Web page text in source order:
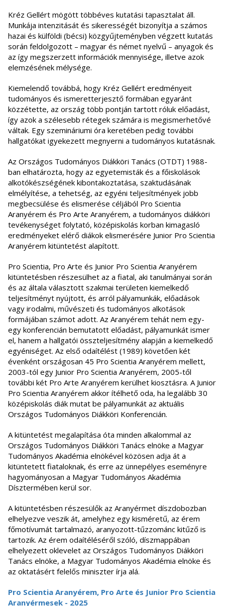
Kréz Gellért mögött többéves kutatási tapasztalat áll.
Munkája intenzitását és sikerességét bizonyítja a számos
hazai és külföldi (bécsi) közgyűjteményben végzett kutatás
során feldolgozott – magyar és német nyelvű – anyagok és
az így megszerzett információk mennyisége, illetve azok
elemzésének mélysége.
Kiemelendő továbbá, hogy Kréz Gellért eredményeit
tudományos és ismeretterjesztő formában egyaránt
közzétette, az ország több pontján tartott róluk előadást,
így azok a szélesebb rétegek számára is megismerhetővé
váltak. Egy szemináriumi óra keretében pedig további
hallgatókat igyekezett megnyerni a tudományos kutatásnak.
Az Országos Tudományos Diákköri Tanács (OTDT) 1988-
ban elhatározta, hogy az egyetemisták és a főiskolások
alkotókészségének kibontakoztatása, szaktudásának
elmélyítése, a tehetség, az egyéni teljesítmények jobb
megbecsülése és elismerése céljából Pro Scientia
Aranyérem és Pro Arte Aranyérem, a tudományos diákköri
tevékenységet folytató, középiskolás korban kimagasló
eredményeket elérő diákok elismerésére Junior Pro Scientia
Aranyérem kitüntetést alapított.
Pro Scientia, Pro Arte és Junior Pro Scientia Aranyérem
kitüntetésben részesülhet az a fiatal, aki tanulmányai során
és az általa választott szakmai területen kiemelkedő
teljesítményt nyújtott, és arról pályamunkák, előadások
vagy irodalmi, művészeti és tudományos alkotások
formájában számot adott. Az Aranyérem tehát nem egy-
egy konferencián bemutatott előadást, pályamunkát ismer
el, hanem a hallgatói összteljesítmény alapján a kiemelkedő
egyéniséget. Az első odaítélést (1989) követően két
évenként országosan 45 Pro Scientia Aranyérem mellett,
2003-tól egy Junior Pro Scientia Aranyérem, 2005-től
további két Pro Arte Aranyérem kerülhet kiosztásra. A Junior
Pro Scientia Aranyérem akkor ítélhető oda, ha legalább 30
középiskolás diák mutat be pályamunkát az aktuális
Országos Tudományos Diákköri Konferencián.
A kitüntetést megalapítása óta minden alkalommal az
Országos Tudományos Diákköri Tanács elnöke a Magyar
Tudományos Akadémia elnökével közösen adja át a
kitüntetett fiataloknak, és erre az ünnepélyes eseményre
hagyományosan a Magyar Tudományos Akadémia
Dísztermében kerül sor.
A kitüntetésben részesülők az Aranyérmet díszdobozban
elhelyezve veszik át, amelyhez egy kisméretű, az érem
főmotívumát tartalmazó, aranyozott-tűzzománc kitűző is
tartozik. Az érem odaítéléséről szóló, díszmappában
elhelyezett oklevelet az Országos Tudományos Diákköri
Tanács elnöke, a Magyar Tudományos Akadémia elnöke és
az oktatásért felelős miniszter írja alá.
Pro Scientia Aranyérem, Pro Arte és Junior Pro Scientia
Aranyérmesek - 2025